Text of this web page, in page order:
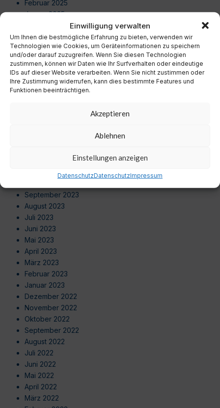
Einwilligung verwalten
Um Ihnen die bestmögliche Erfahrung zu bieten, verwenden wir
Technologien wie Cookies, um Geräteinformationen zu speichern
und/oder darauf zuzugreifen. Wenn Sie diesen Technologien
zustimmen, können wir Daten wie Ihr Surfverhalten oder eindeutige
IDs auf dieser Website verarbeiten. Wenn Sie nicht zustimmen oder
Ihre Zustimmung widerrufen, kann dies bestimmte Features und
Funktionen beeinträchtigen.
Akzeptieren
Ablehnen
Einstellungen anzeigen
DatenschutzDatenschutzImpressum
Februar 2025
Januar 2025
Dezember 2024
November 2024
Oktober 2024
September 2024
August 2024
Juli 2024
Juni 2024
Dezember 2023
November 2023
September 2023
August 2023
Juli 2023
Juni 2023
Mai 2023
April 2023
März 2023
Februar 2023
Januar 2023
Dezember 2022
November 2022
Oktober 2022
September 2022
August 2022
Juli 2022
Juni 2022
Mai 2022
April 2022
März 2022